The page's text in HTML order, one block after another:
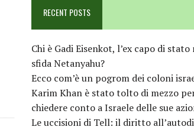
RECENT POSTS
Chi è Gadi Eisenkot, l’ex capo di
sfida Netanyahu?
Ecco com’è un pogrom dei coloni
Karim Khan è stato tolto di mezzo
chiedere conto a Israele delle sue
Le uccisioni di Tell: il diritto